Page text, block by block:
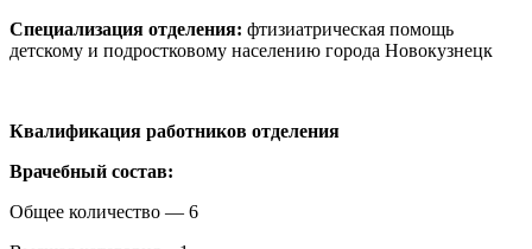
Специализация отделения: фтизиатрическая помощь
детскому и подростковому населению города Новокузнецк
Квалификация работников отделения
Врачебный состав:
Общее количество — 6